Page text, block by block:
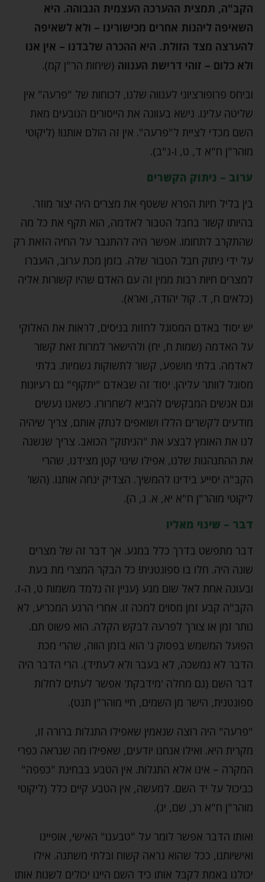
הקב"ה, תמצית ההערכה העצמית הגבוהה. היא
השאיפה ליהנות אחרים מכישורינו – ולא לשאיפה
להערצה מצד הזולת. היא ההכרה שלבדנו – אין אנו
ולא כלום – זוהי דרישת הענווה (שיחות הר"ן קמ).
וביחס פרופורציוני לענווה שלנו, לכוחות של "פרעה" אין
שליטה עלינו. נישא בעוונה את הייסורים הנובעים מאת
השם מכדי לציית ל"פרעה". אין זה הולם אותנו! (ליקוטי
מוהר"ן ח"א ד, ט, ו-נ"ב).
ערוב – ניתוק הקשרים
בין בליל חיות הפרא ששטף את מצרים היה יצור מוזר.
בהיותו קשור בחבל הטבור לאדמה, הוא תקף את כל מה
שהתקרב לתחומו. אפשר היה להתגבר על החיה הזאת רק
על ידי ניתוק חבל הטבור שלה. בזמן מכת ערוב, הועברו
למצרים חיות רבות ממין זה עם האדם שהיו קשורות אליה
(כלאים ח, ד. קול יהודה, וארא).
יש יסוד באדם המסוגל לחזות בניסים, לראות את האלוקי
על האדמה (שמות ח, יח) ולהישאר למרות זאת קשור
לאדמה. בלתי מושפע, קשור לתשוקות גשמיות. בלתי
מסוגל לוותר עליהן. יסוד זה שבאדם "יתקוף" גם רעיונות
וגם אנשים המבקשים להביא לשחרורו. כשאנו נעשים
מודעים לקשרים הללו ושואפים לנתק אותם, צריך שיהיה
לנו את האומץ לבצע את "הניתוק" הכואב. צריך שנשנה
את ההתנהגות שלנו, אפילו שינוי קטן מצידנו, שהרי
הקב"ה יסייע בידינו להמשיך. הצדיק ינחה אותנו. (השו'
ליקוטי מוהר"ן ח"א יא, א. ג, ה).
דבר – שינוי מאליו
דבר מתפשט בדרך כלל במגע. אך דבר זה של מצרים
שונה היה. חלו בו ספונטנית! כל הבקר המצרי מת בעת
ובעונה אחת לאל שום מגע (עניין זה נלמד משמות ט, ה-ז.
הקב"ה קבע זמן מסוים למכה זו. אחרי הרגע המכריע, לא
נותר זמן או צורך לפרעה לבקש הקלה. הוא פשוט תם.
הפועל המשמש בפסוק ג' הוא בזמן הווה, שהרי מכת
הדבר לא נמשכה, לא בעבר ולא לעתיד). הרי הדבר היה
דבר השם (גם מחלה 'מידבקת' אפשר לעתים לחלות
ספונטנית, הישר מן השמים, חיי מוהר"ן תנט).
"פרעה" היה רוצה שנאמין שאפילו התגלות ברורה זו,
מקרית היא. ואילו אנחנו יודעים, שאפילו מה שנראה כפרי
המקרה – אינו אלא התגלות. אין הטבע בבחינת "כפפה"
כביכול על יד השם. למעשה, אין הטבע קיים כלל (ליקוטי
מוהר"ן ח"א רנ, שם, יג).
ואותו הדבר אפשר לומר על "טבענו" האישי, אופיינו
ואישיותנו, ככל שהוא נראה קשוח ובלתי משתנה. אילו
יכולנו באמת לקבל אותו כיד השם היינו יכולים לשנות אותו